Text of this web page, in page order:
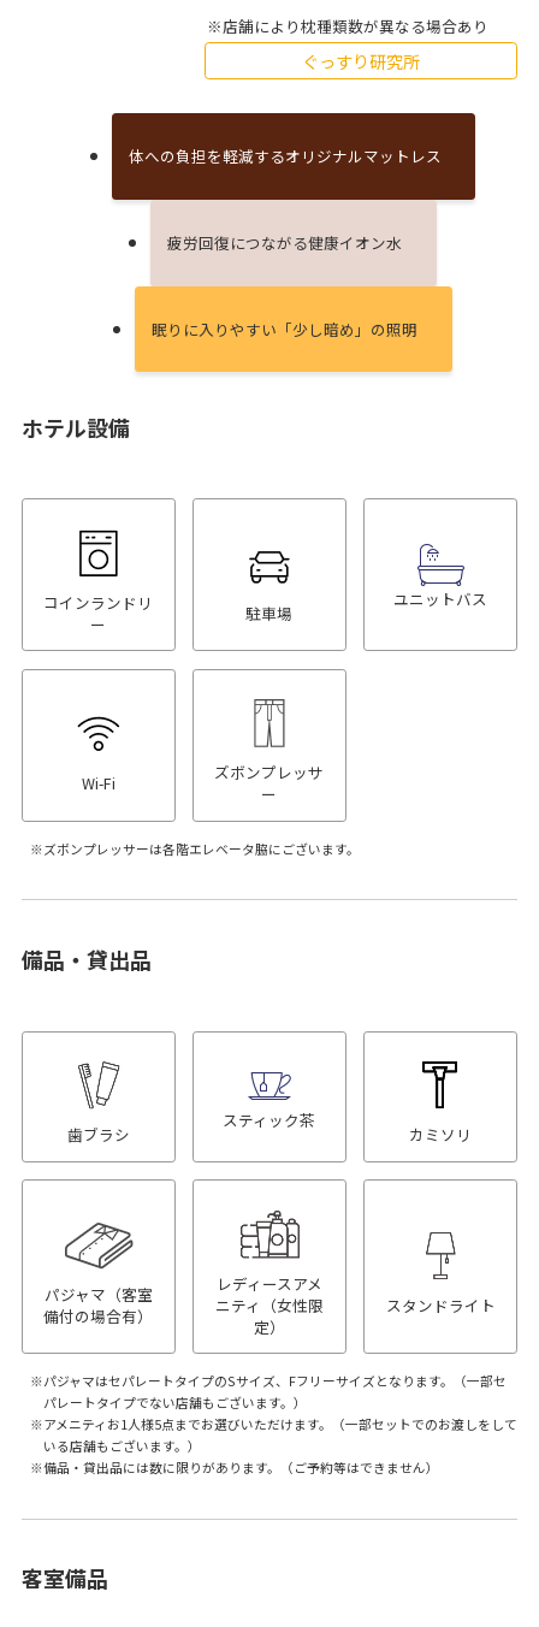
店舗により枕種類数が異なる場合あり
ぐっすり研究所
体への負担を軽減するオリジナルマットレス
疲労回復につながる健康イオン⽔
眠りに⼊りやすい「少し暗め」の照明
ホテル設備
コインランドリ
ー
駐車場
ユニットバス
Wi-Fi
ズボンプレッサ
ー
ズボンプレッサーは各階エレベータ脇にございます。
備品・貸出品
歯ブラシ
スティック茶
カミソリ
パジャマ（客室
備付の場合有）
レディースアメ
ニティ（女性限
定）
スタンドライト
パジャマはセパレートタイプのSサイズ、Fフリーサイズとなります。（一部セ
パレートタイプでない店舗もございます。）
アメニティお1人様5点までお選びいただけます。（一部セットでのお渡しをして
いる店舗もございます。）
備品・貸出品には数に限りがあります。（ご予約等はできません）
客室備品